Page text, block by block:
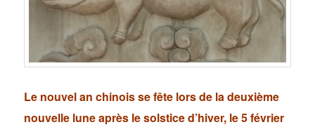
Le nouvel an chinois se fête lors de la deuxième
nouvelle lune après le solstice d’hiver, le 5 février